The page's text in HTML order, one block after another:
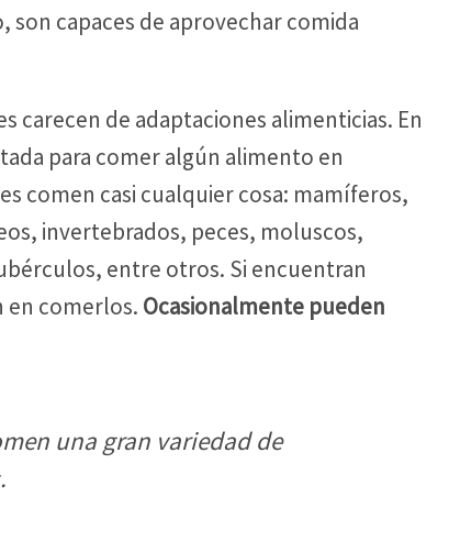
capaces de aprovechar comida
carecen de adaptaciones alimenticias. En
para comer algún alimento en
comen casi cualquier cosa: mamíferos,
invertebrados, peces, moluscos,
entre otros. Si encuentran
en comerlos. Ocasionalmente pueden
una gran variedad de